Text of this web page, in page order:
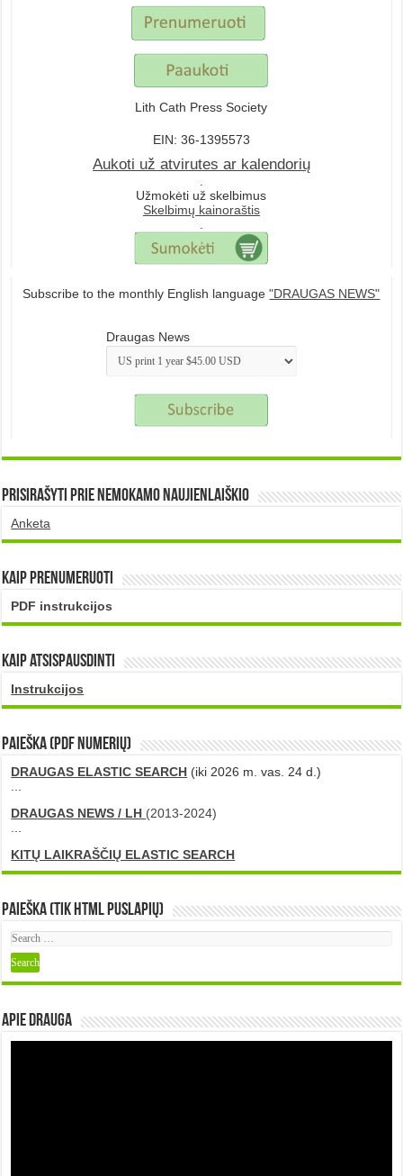
Lith Cath Press Society
EIN: 36-1395573
Aukoti už atvirutes ar kalendorių
.
Užmokėti už skelbimus
Skelbimų kainoraštis
.
Subscribe to the monthly English language"DRAUGAS NEWS"
Draugas News
Prisirašyti prie nemokamo naujienlaiškio
Anketa
Kaip prenumeruoti
PDF instrukcijos
Kaip atsispausdinti
Instrukcijos
PAIEŠKA (PDF numerių)
DRAUGAS ELASTIC SEARCH (iki 2026 m. vas. 24 d.)
DRAUGAS NEWS / LH (2013-2024)
KITŲ LAIKRAŠČIŲ ELASTIC SEARCH
Paieška (tik HTML puslapių)
Apie DRAUGA